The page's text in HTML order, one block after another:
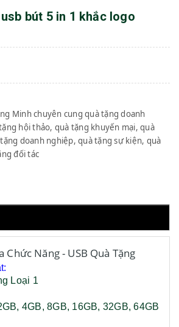
bút 5 in 1 khắc logo
Minh chuyên cung quà tặng doanh
hội thảo, quà tặng khuyến mại, quà
doanh nghiệp, quà tặng sự kiện, quà
đối tác
Chức Năng - USB Quà Tặng
Loại 1
4GB, 8GB, 16GB, 32GB, 64GB